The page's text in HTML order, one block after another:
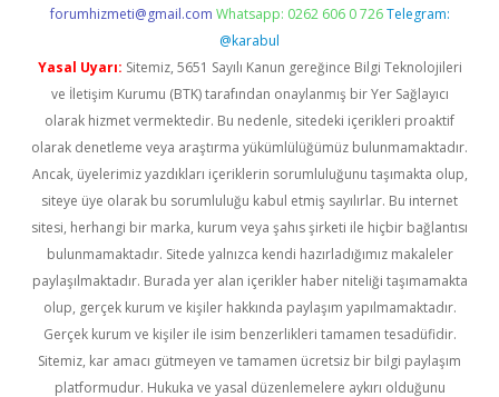
forumhizmeti@gmail.com Whatsapp: 0262 606 0 726 Telegram:
@karabul
Yasal Uyarı: Sitemiz, 5651 Sayılı Kanun gereğince Bilgi Teknolojileri
ve İletişim Kurumu (BTK) tarafından onaylanmış bir Yer Sağlayıcı
olarak hizmet vermektedir. Bu nedenle, sitedeki içerikleri proaktif
olarak denetleme veya araştırma yükümlülüğümüz bulunmamaktadır.
Ancak, üyelerimiz yazdıkları içeriklerin sorumluluğunu taşımakta olup,
siteye üye olarak bu sorumluluğu kabul etmiş sayılırlar. Bu internet
sitesi, herhangi bir marka, kurum veya şahıs şirketi ile hiçbir bağlantısı
bulunmamaktadır. Sitede yalnızca kendi hazırladığımız makaleler
paylaşılmaktadır. Burada yer alan içerikler haber niteliği taşımamakta
olup, gerçek kurum ve kişiler hakkında paylaşım yapılmamaktadır.
Gerçek kurum ve kişiler ile isim benzerlikleri tamamen tesadüfidir.
Sitemiz, kar amacı gütmeyen ve tamamen ücretsiz bir bilgi paylaşım
platformudur. Hukuka ve yasal düzenlemelere aykırı olduğunu